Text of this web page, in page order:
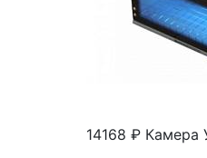
14168 ₽ Камера